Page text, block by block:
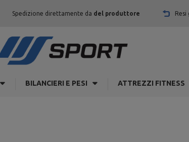
Spedizione direttamente da del produttore
BILANCIERI E PESI ATTREZZI FITNESS